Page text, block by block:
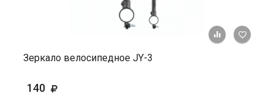
+ К
Зеркало велосипедное JY-3
140